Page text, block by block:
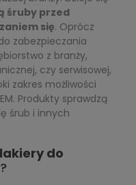
śruby przed
się. Oprócz
zabezpieczania
z branży,
czy serwisowej,
zakres możliwości
Produkty sprawdzą
śrub i innych
lakiery do
?